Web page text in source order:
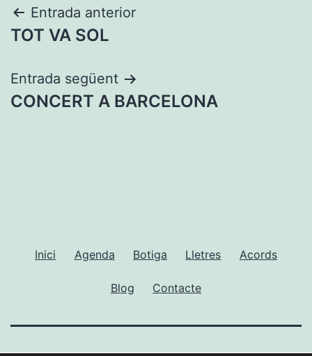
Navegació
d'entrades
Entrada anterior
TOT VA SOL
Entrada següent
CONCERT A BARCELONA
Inici Agenda Botiga Lletres Acords
Blog Contacte